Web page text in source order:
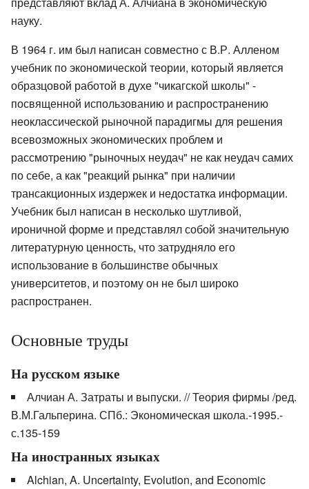
науку.
В 1964 г. им был написан совместно с В.Р. Алленом
учебник по экономической теории, который является
образцовой работой в духе "чикагской школы" -
посвященной использованию и распространению
неоклассической рыночной парадигмы для решения
всевозможных экономических проблем и
рассмотрению "рыночных неудач" не как неудач самих
по себе, а как "реакций рынка" при наличии
трансакционных издержек и недостатка информации.
Учебник был написан в несколько шутливой,
ироничной форме и представлял собой значительную
литературную ценность, что затрудняло его
использование в большинстве обычных
университетов, и поэтому он не был широко
распространен.
Основные труды
На русском языке
Алчиан А. Затраты и выпуски. // Теория фирмы /ред.
В.М.Гальперина. СПб.: Экономическая школа.-1995.-
с.135-159
На иностранных языках
Alchian, A. Uncertainty, Evolution, and Economic